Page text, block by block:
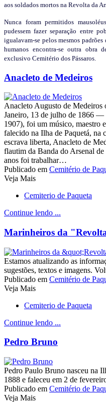
aos soldados mortos na Revolta da
Nunca foram permitidos
pudessem fazer separação entre
igualavam-se pelos mesmos
humanos encontra-se outra obra
exclusivo Cemitério dos Pássaros.
Anacleto de Medeiros
Anacleto Augusto de
Janeiro, 13 de julho de 1866 —
1907), foi um músico, maestro
falecido na Ilha de Paquetá, na
escrava liberta, Anacleto de
flautim da Banda do Arsenal
anos foi trabalhar…
Publicado em Cemitério de
Veja Mais
Cemiterio de Paqueta
Continue lendo ...
Marinheiros da
Estamos atualizando as
sugestões, textos e imagens.
Publicado em Cemitério de
Veja Mais
Cemiterio de Paqueta
Continue lendo ...
Pedro Bruno
Pedro Paulo Bruno nasceu na
1888 e faleceu em 2 de
Publicado em Cemitério de
Veja Mais